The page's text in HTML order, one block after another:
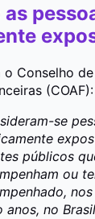
as
Conselho
(COAF):
se
públicos
ou
anos, no